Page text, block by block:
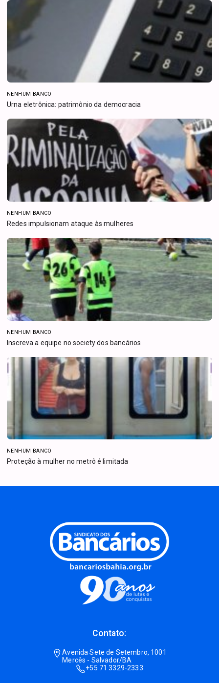
NENHUM BANCO
Urna eletrônica: patrimônio da democracia
NENHUM BANCO
Redes impulsionam ataque às mulheres
NENHUM BANCO
Inscreva a equipe no society dos bancários
NENHUM BANCO
Proteção à mulher no metrô é limitada
Contato:
Avenida Sete de Setembro, 1001
Mercês - Salvador/BA
+55 71 3329-2333